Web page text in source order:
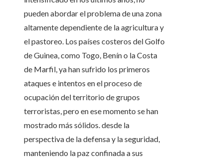
pueden abordar el problema de una zona
altamente dependiente de la agricultura y
el pastoreo. Los países costeros del Golfo
de Guinea, como Togo, Benín o la Costa
de Marfil, ya han sufrido los primeros
ataques e intentos en el proceso de
ocupación del territorio de grupos
terroristas, pero en ese momento se han
mostrado más sólidos. desde la
perspectiva de la defensa y la seguridad,
manteniendo la paz confinada a sus